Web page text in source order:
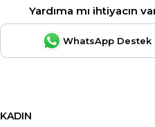
Yardıma mı ihtiyacın
WhatsApp Destek
KADIN